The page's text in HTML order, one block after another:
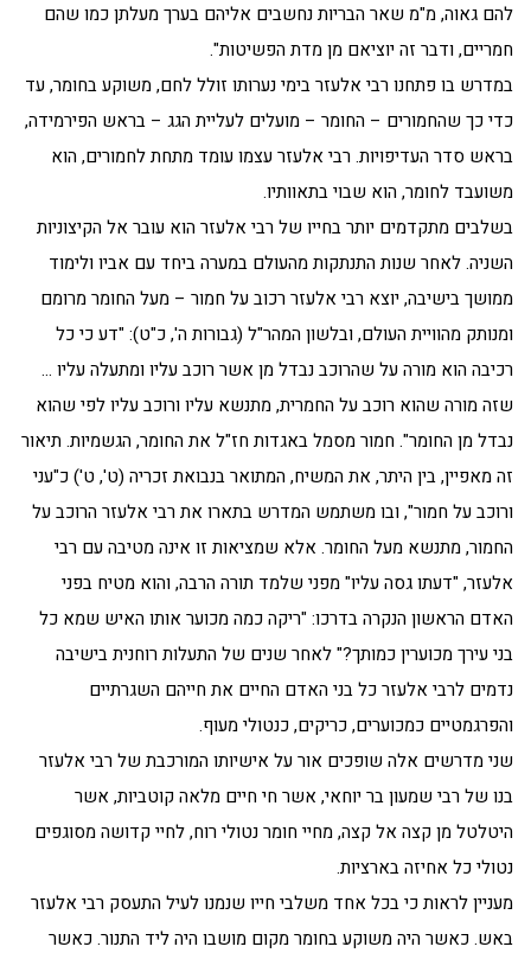
להם גאוה, מ"מ שאר הבריות נחשבים אליהם בערך מעלתן כמו שהם
חמריים, ודבר זה יוציאם מן מדת הפשיטות".
במדרש בו פתחנו רבי אלעזר בימי נערותו זולל לחם, משוקע בחומר, עד
כדי כך שהחמורים – החומר – מועלים לעליית הגג – בראש הפירמידה,
בראש סדר העדיפויות. רבי אלעזר עצמו עומד מתחת לחמורים, הוא
משועבד לחומר, הוא שבוי בתאוותיו.
בשלבים מתקדמים יותר בחייו של רבי אלעזר הוא עובר אל הקיצוניות
השניה. לאחר שנות התנתקות מהעולם במערה ביחד עם אביו ולימוד
ממושך בישיבה, יוצא רבי אלעזר רכוב על חמור – מעל החומר מרומם
ומנותק מהוויית העולם, ובלשון המהר"ל (גבורות ה', כ"ט): "דע כי כל
רכיבה הוא מורה על שהרוכב נבדל מן אשר רוכב עליו ומתעלה עליו …
שזה מורה שהוא רוכב על החמרית, מתנשא עליו ורוכב עליו לפי שהוא
נבדל מן החומר". חמור מסמל באגדות חז"ל את החומר, הגשמיות. תיאור
זה מאפיין, בין היתר, את המשיח, המתואר בנבואת זכריה (ט', ט') כ"עני
ורוכב על חמור", ובו משתמש המדרש בתארו את רבי אלעזר הרוכב על
החמור, מתנשא מעל החומר. אלא שמציאות זו אינה מטיבה עם רבי
אלעזר, "דעתו גסה עליו" מפני שלמד תורה הרבה, והוא מטיח בפני
האדם הראשון הנקרה בדרכו: "ריקה כמה מכוער אותו האיש שמא כל
בני עירך מכוערין כמותך?" לאחר שנים של התעלות רוחנית בישיבה
נדמים לרבי אלעזר כל בני האדם החיים את חייהם השגרתיים
והפרגמטיים כמכוערים, כריקים, כנטולי מעוף.
שני מדרשים אלה שופכים אור על אישיותו המורכבת של רבי אלעזר
בנו של רבי שמעון בר יוחאי, אשר חי חיים מלאה קוטביות, אשר
היטלטל מן קצה אל קצה, מחיי חומר נטולי רוח, לחיי קדושה מסוגפים
נטולי כל אחיזה בארציות.
מעניין לראות כי בכל אחד משלבי חייו שנמנו לעיל התעסק רבי אלעזר
באש. כאשר היה משוקע בחומר מקום מושבו היה ליד התנור. כאשר